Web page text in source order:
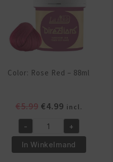
Color: Rose Red – 88ml
€5.99 Oorspronkelijke
was:
€5.99.
€4.99Huidige
prijs
is:
€4.99.
incl.
Color:
Rose
Red
- +
In Winkelmand